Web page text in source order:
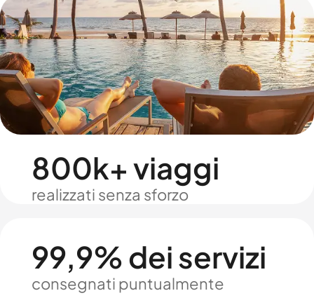
800k+ viaggi
realizzati senza sforzo
99,9% dei servizi
consegnati puntualmente